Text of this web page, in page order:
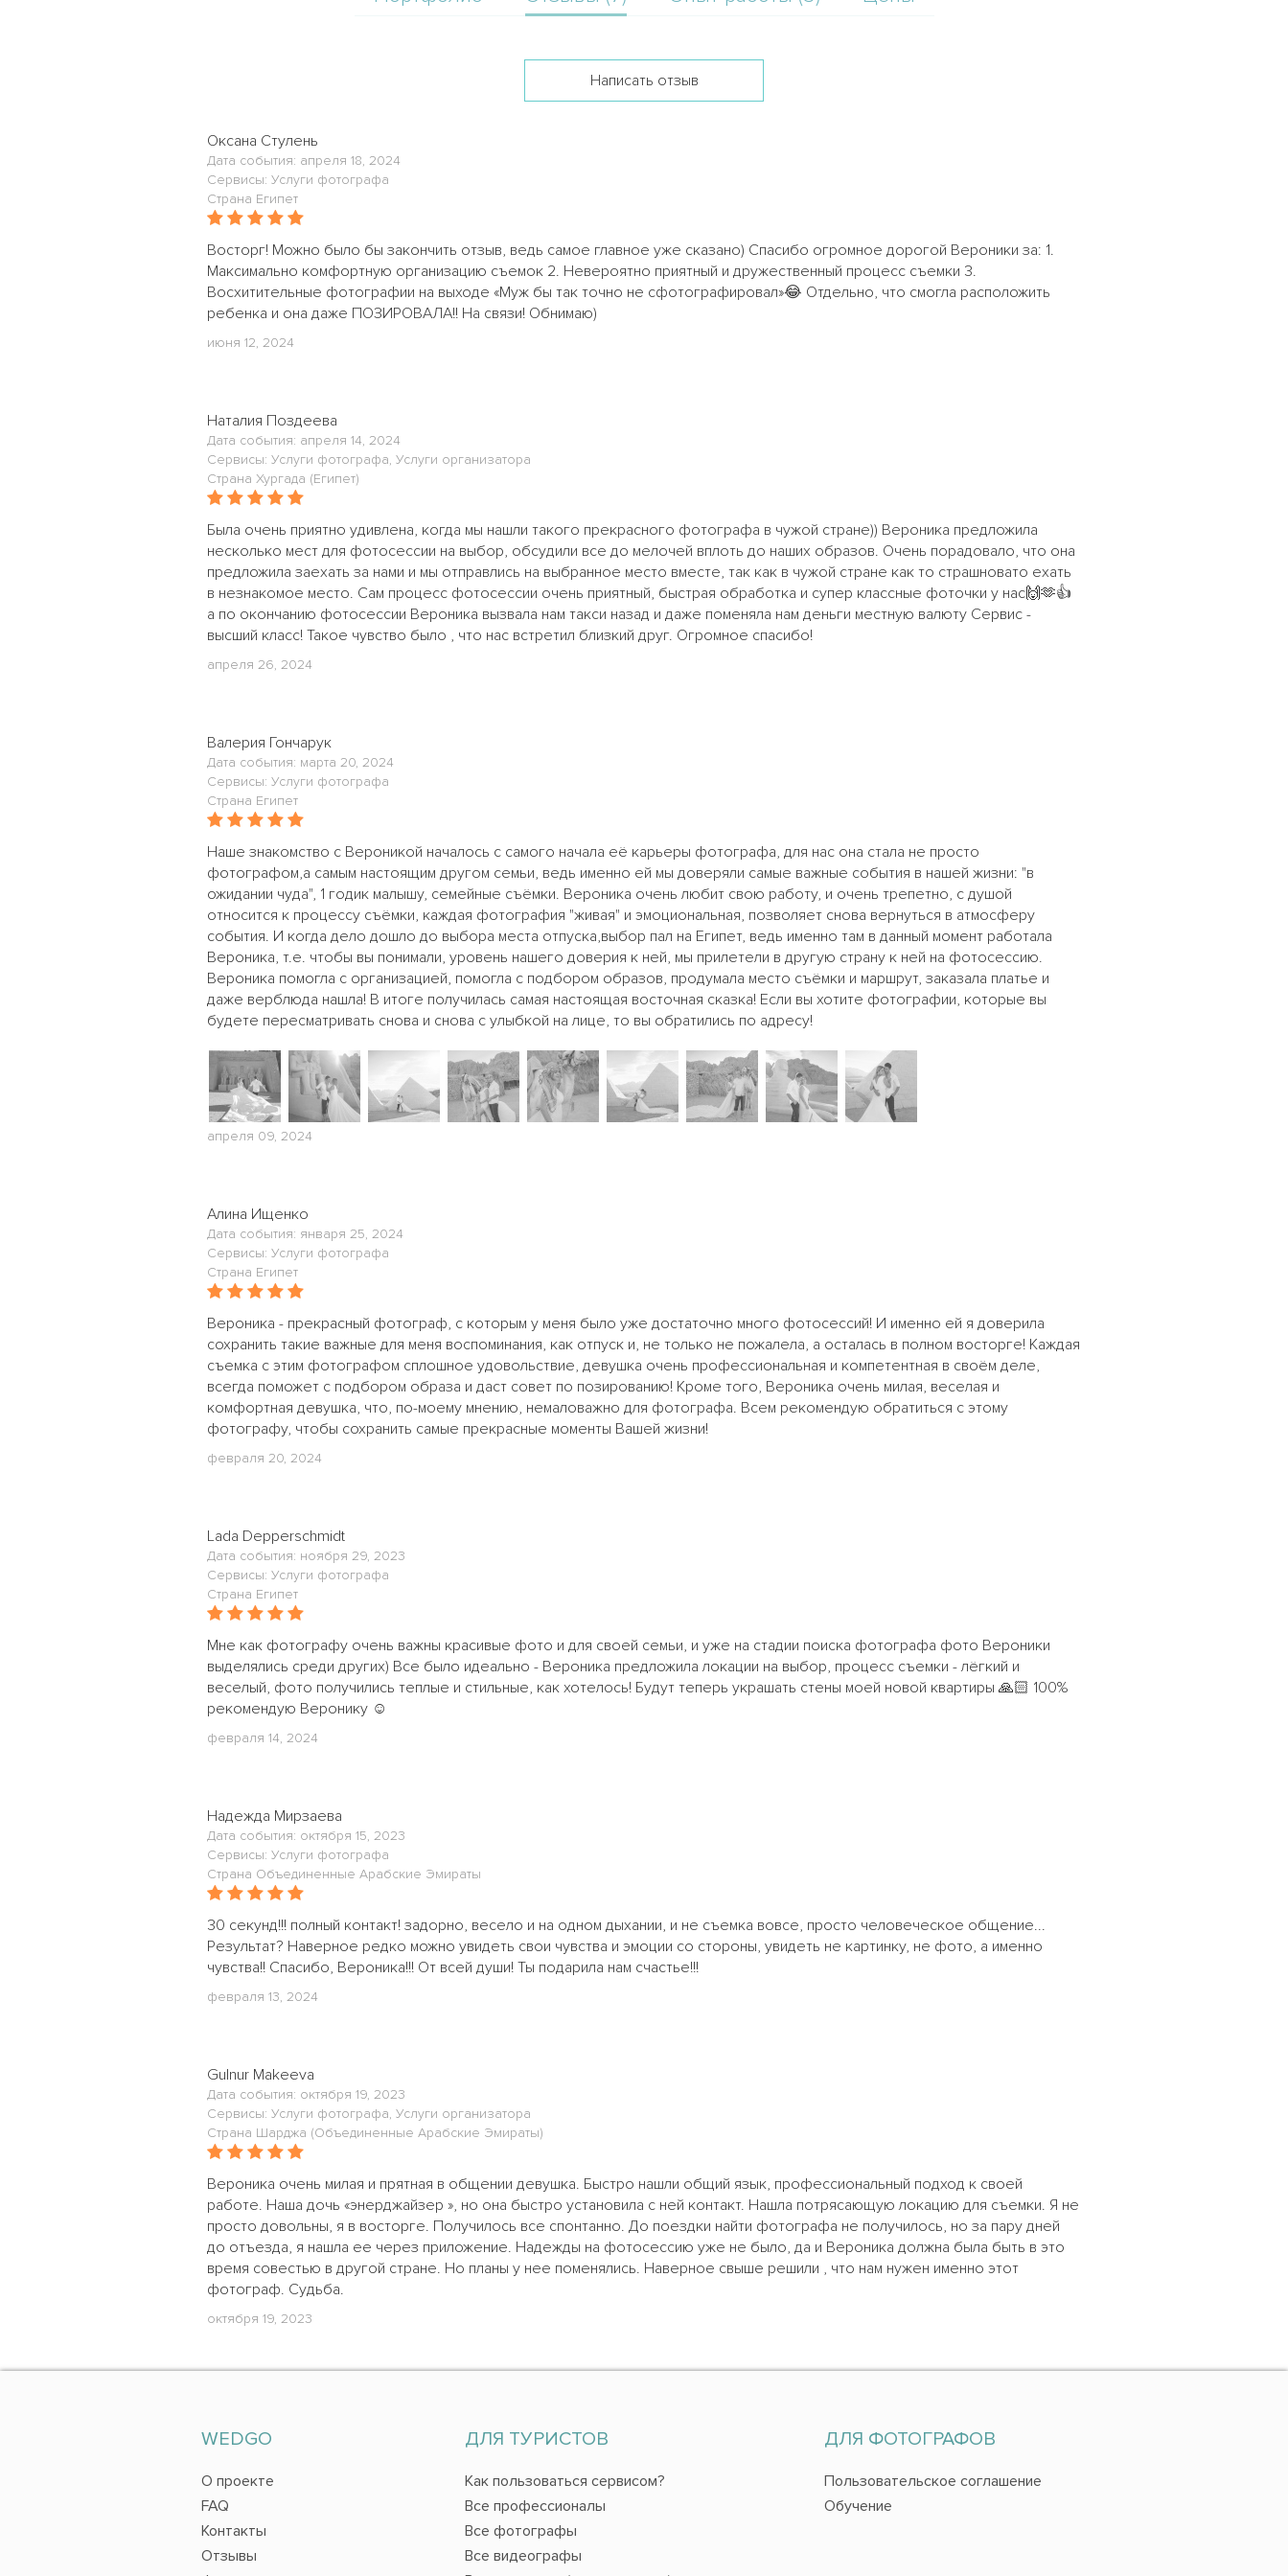
Написать отзыв
Оксана Стулень
Дата события: апреля 18, 2024
Сервисы: Услуги фотографа
Страна Египет
Восторг! Можно было бы закончить отзыв, ведь самое главное уже сказано) Спасибо огромное дорогой Вероники за: 1.
Максимально комфортную организацию съемок 2. Невероятно приятный и дружественный процесс съемки 3.
Восхитительные фотографии на выходе «Муж бы так точно не сфотографировал»😂 Отдельно, что смогла расположить
ребенка и она даже ПОЗИРОВАЛА!! На связи! Обнимаю)
июня 12, 2024
Наталия Поздеева
Дата события: апреля 14, 2024
Сервисы: Услуги фотографа, Услуги организатора
Страна Хургада (Египет)
Была очень приятно удивлена, когда мы нашли такого прекрасного фотографа в чужой стране)) Вероника предложила
несколько мест для фотосессии на выбор, обсудили все до мелочей вплоть до наших образов. Очень порадовало, что она
предложила заехать за нами и мы отправлись на выбранное место вместе, так как в чужой стране как то страшновато ехать
в незнакомое место. Сам процесс фотосессии очень приятный, быстрая обработка и супер классные фоточки у нас🙌🫶👍
а по окончанию фотосессии Вероника вызвала нам такси назад и даже поменяла нам деньги местную валюту Сервис -
высший класс! Такое чувство было , что нас встретил близкий друг. Огромное спасибо!
апреля 26, 2024
Валерия Гончарук
Дата события: марта 20, 2024
Сервисы: Услуги фотографа
Страна Египет
Наше знакомство с Вероникой началось с самого начала её карьеры фотографа, для нас она стала не просто
фотографом,а самым настоящим другом семьи, ведь именно ей мы доверяли самые важные события в нашей жизни: "в
ожидании чуда", 1 годик малышу, семейные съёмки. Вероника очень любит свою работу, и очень трепетно, с душой
относится к процессу съёмки, каждая фотография "живая" и эмоциональная, позволяет снова вернуться в атмосферу
события. И когда дело дошло до выбора места отпуска,выбор пал на Египет, ведь именно там в данный момент работала
Вероника, т.е. чтобы вы понимали, уровень нашего доверия к ней, мы прилетели в другую страну к ней на фотосессию.
Вероника помогла с организацией, помогла с подбором образов, продумала место съёмки и маршрут, заказала платье и
даже верблюда нашла! В итоге получилась самая настоящая восточная сказка! Если вы хотите фотографии, которые вы
будете пересматривать снова и снова с улыбкой на лице, то вы обратились по адресу!
апреля 09, 2024
Алина Ищенко
Дата события: января 25, 2024
Сервисы: Услуги фотографа
Страна Египет
Вероника - прекрасный фотограф, с которым у меня было уже достаточно много фотосессий! И именно ей я доверила
сохранить такие важные для меня воспоминания, как отпуск и, не только не пожалела, а осталась в полном восторге! Каждая
съемка с этим фотографом сплошное удовольствие, девушка очень профессиональная и компетентная в своём деле,
всегда поможет с подбором образа и даст совет по позированию! Кроме того, Вероника очень милая, веселая и
комфортная девушка, что, по-моему мнению, немаловажно для фотографа. Всем рекомендую обратиться с этому
фотографу, чтобы сохранить самые прекрасные моменты Вашей жизни!
февраля 20, 2024
Lada Depperschmidt
Дата события: ноября 29, 2023
Сервисы: Услуги фотографа
Страна Египет
Мне как фотографу очень важны красивые фото и для своей семьи, и уже на стадии поиска фотографа фото Вероники
выделялись среди других) Все было идеально - Вероника предложила локации на выбор, процесс съемки - лёгкий и
веселый, фото получились теплые и стильные, как хотелось! Будут теперь украшать стены моей новой квартиры 🙏🏻 100%
рекомендую Веронику ☺️
февраля 14, 2024
Надежда Мирзаева
Дата события: октября 15, 2023
Сервисы: Услуги фотографа
Страна Объединенные Арабские Эмираты
30 секунд!!! полный контакт! задорно, весело и на одном дыхании, и не съемка вовсе, просто человеческое общение...
Результат? Наверное редко можно увидеть свои чувства и эмоции со стороны, увидеть не картинку, не фото, а именно
чувства!! Спасибо, Вероника!!! От всей души! Ты подарила нам счастье!!!
февраля 13, 2024
Gulnur Makeeva
Дата события: октября 19, 2023
Сервисы: Услуги фотографа, Услуги организатора
Страна Шарджа (Объединенные Арабские Эмираты)
Вероника очень милая и прятная в общении девушка. Быстро нашли общий язык, профессиональный подход к своей
работе. Наша дочь «энерджайзер », но она быстро установила с ней контакт. Нашла потрясающую локацию для съемки. Я не
просто довольны, я в восторге. Получилось все спонтанно. До поездки найти фотографа не получилось, но за пару дней
до отъезда, я нашла ее через приложение. Надежды на фотосессию уже не было, да и Вероника должна была быть в это
время совестью в другой стране. Но планы у нее поменялись. Наверное свыше решили , что нам нужен именно этот
фотограф. Судьба.
октября 19, 2023
WEDGO
О проекте
FAQ
Контакты
Отзывы
ДЛЯ ТУРИСТОВ
Как пользоваться сервисом?
Все профессионалы
Все фотографы
Все видеографы
ДЛЯ ФОТОГРАФОВ
Пользовательское соглашение
Обучение